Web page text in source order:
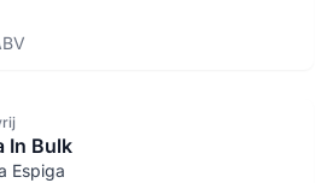
In Bulk
Espiga